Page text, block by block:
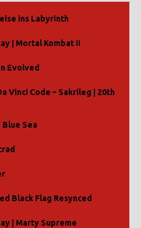
ins Labyrinth
| Mortal Kombat II
Evolved
Vinci Code – Sakrileg | 20th
Blue Sea
Black Flag Resynced
| Marty Supreme